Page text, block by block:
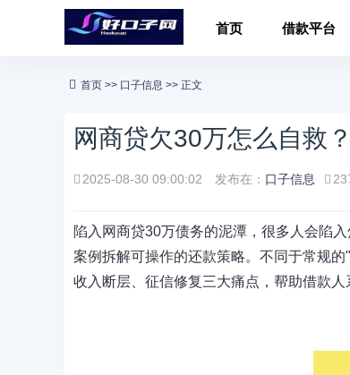
首页 借款平台
首页 >> 口子信息 >> 正文
网商贷欠30万怎么自救
2025-08-30 09:00:02 发布在： 口子信息
陷入网商贷30万债务的泥潭，很多人会陷
案例拆解可操作的还款策略。不同于常规
收入断层、征信修复三大痛点，帮助借款人